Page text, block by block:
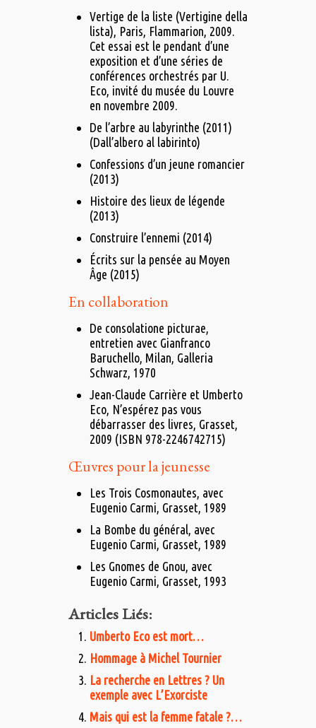
Vertige de la liste (Vertigine della
lista), Paris, Flammarion, 2009.
Cet essai est le pendant d’une
exposition et d’une séries de
conférences orchestrés par U.
Eco, invité du musée du Louvre
en novembre 2009.
De l’arbre au labyrinthe (2011)
(Dall’albero al labirinto)
Confessions d’un jeune romancier
(2013)
Histoire des lieux de légende
(2013)
Construire l’ennemi (2014)
Écrits sur la pensée au Moyen
Âge (2015)
En collaboration
De consolatione picturae,
entretien avec Gianfranco
Baruchello, Milan, Galleria
Schwarz, 1970
Jean-Claude Carrière et Umberto
Eco, N’espérez pas vous
débarrasser des livres, Grasset,‎
2009 (ISBN 978-2246742715)
Œuvres pour la jeunesse
Les Trois Cosmonautes, avec
Eugenio Carmi, Grasset, 1989
La Bombe du général, avec
Eugenio Carmi, Grasset, 1989
Les Gnomes de Gnou, avec
Eugenio Carmi, Grasset, 1993
Articles Liés:
Umberto Eco est mort…
Hommage à Michel Tournier
La recherche en Lettres ? Un
exemple avec L’Exorciste
Mais qui est la femme fatale ?…